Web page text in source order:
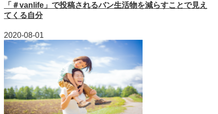
「＃vanlife」で投稿されるバン生活物を減らすことで見え
てくる自分
2020-08-01